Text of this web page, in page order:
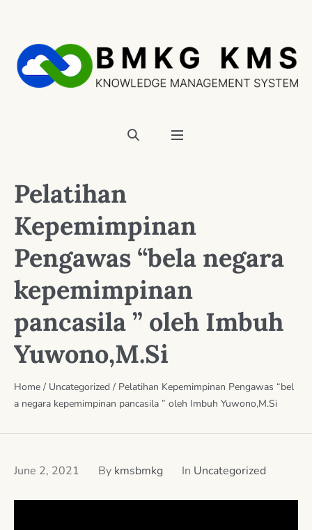
Pelatihan
Kepemimpinan
Pengawas “bela negara
kepemimpinan
pancasila ” oleh Imbuh
Yuwono,M.Si
Home / Uncategorized / Pelatihan Kepemimpinan Pengawas “bel
a negara kepemimpinan pancasila ” oleh Imbuh Yuwono,M.Si
June 2, 2021 By kmsbmkg In Uncategorized